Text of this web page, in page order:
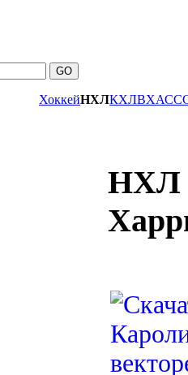
ХоккейНХЛКХЛВХА
НХЛ